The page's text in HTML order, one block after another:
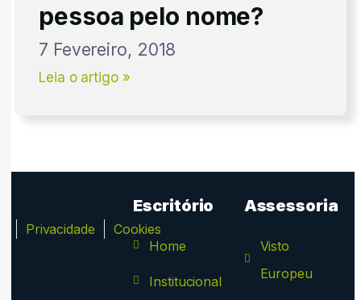
pessoa pelo nome?
7 Fevereiro, 2018
Leia o artigo »
Privacidade Cookies
Escritório
Home
Institucional
Assessoria
Visto
Europeu